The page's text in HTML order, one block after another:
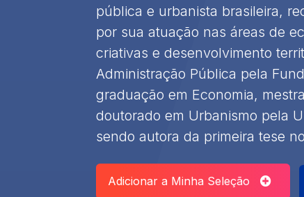
pública e urbanista brasileira,
por sua atuação nas áreas de
criativas e desenvolvimento
Administração Pública pela
graduação em Economia,
doutorado em Urbanismo pela
sendo autora da primeira tese
Adicionar a Minha Seleção